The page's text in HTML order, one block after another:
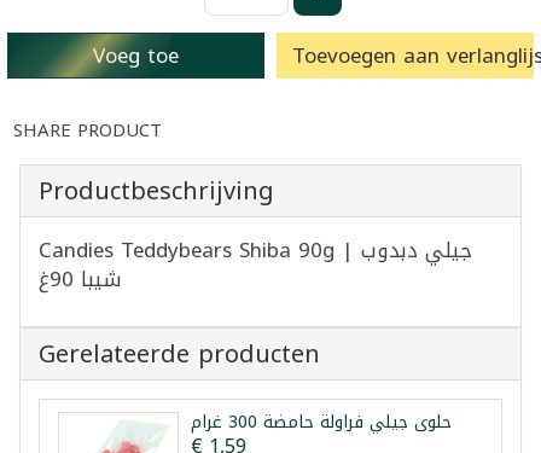
Voeg toe Toevoegen aan
SHARE PRODUCT
Productbeschrijving
Candies Teddybears Shiba 90g | جيلي دبدوب
شيبا 90غ
Gerelateerde producten
حلوى جيلي فراولة حامضة 300 غرام